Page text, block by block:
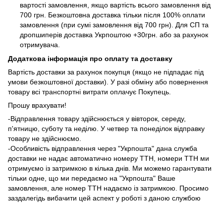
вартості замовлення, якщо вартість всього замовлення від
700 грн. Безкоштовна доставка тільки після 100% оплати
замовлення (при сумі замовлення від 700 грн). Для СП та
дропшиперів доставка Укрпоштою +30грн. або за рахунок
отримувача.
Додаткова інформація про оплату та доставку
Вартість доставки за рахунок покупця (якщо не підпадає під
умови безкоштовної доставки). У разі обміну або повернення
товару всі транспортні витрати оплачує Покупець.
Прошу врахувати!
-Відправлення товару здійснюється у вівторок, середу,
п'ятницю, суботу та неділю. У четвер та понеділок відправку
товару не здійснюємо.
-Особливість відправлення через "Укрпошта" дана служба
доставки не надає автоматично номеру ТТН, номери ТТН ми
отримуємо із затримкою в кілька днів. Ми можемо гарантувати
тільки одне, що ми передаємо на "Укрпошта" Ваше
замовлення, але номер ТТН надаємо із затримкою. Просимо
заздалегідь вибачити цей аспект у роботі з даною службою